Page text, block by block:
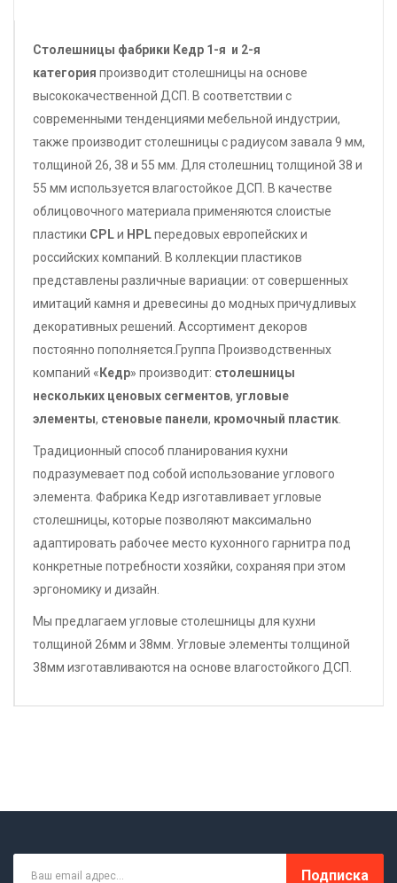
Столешницы фабрики Кедр 1-я и 2-я
категория производит столешницы на основе
высококачественной ДСП. В соответствии с
современными тенденциями мебельной индустрии,
также производит столешницы с радиусом завала 9 мм,
толщиной 26, 38 и 55 мм. Для столешниц толщиной 38 и
55 мм используется влагостойкое ДСП. В качестве
облицовочного материала применяются слоистые
пластики CPLи HPLпередовых европейских и
российских компаний. В коллекции пластиков
представлены различные вариации: от совершенных
имитаций камня и древесины до модных причудливых
декоративных решений. Ассортимент декоров
постоянно пополняется.Группа Производственных
компаний «Кедр» производит: столешницы
нескольких ценовых сегментов, угловые
элементы, стеновые панели, кромочный пластик
Традиционный способ планирования кухни
подразумевает под собой использование углового
элемента. Фабрика Кедр изготавливает угловые
столешницы, которые позволяют максимально
адаптировать рабочее место кухонного гарнитра под
конкретные потребности хозяйки, сохраняя при этом
эргономику и дизайн.
Мы предлагаем угловые столешницы для кухни
толщиной 26мм и 38мм. Угловые элементы толщиной
38мм изготавливаются на основе влагостойкого ДСП.
Подписка